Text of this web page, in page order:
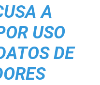
A
USO
DE